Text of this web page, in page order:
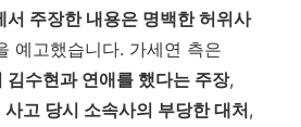
서 주장한 내용은 명백한 허위사
예고했습니다. 가세연 측은
김수현과 연애를 했다는 주장,
고 당시 소속사의 부당한 대처,